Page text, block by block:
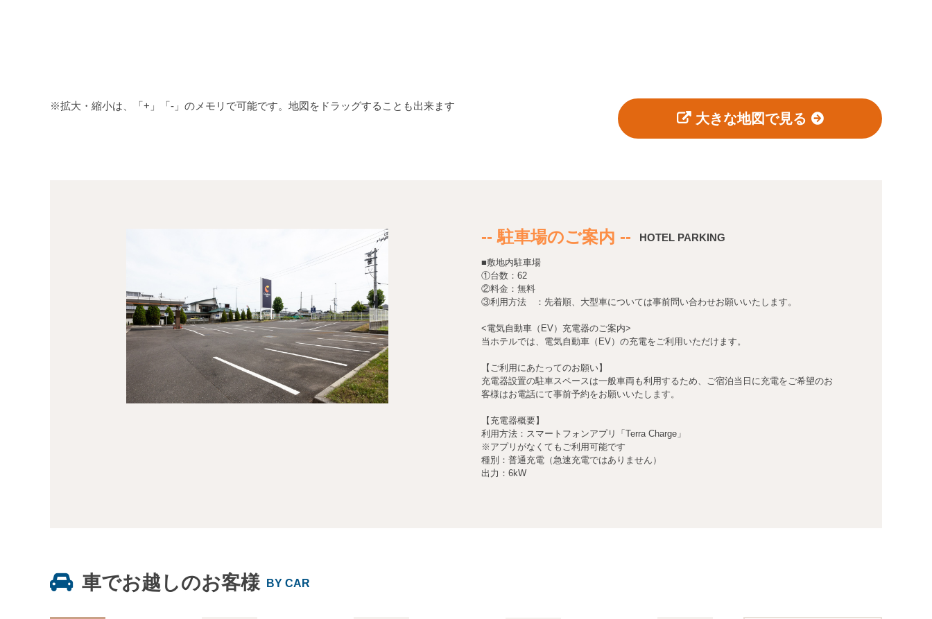
※拡大・縮小は、「+」「-」のメモリで可能です。地図をドラッグすることも出来ます
大きな地図で見る
-- 駐車場のご案内 -- HOTEL PARKING
■敷地内駐車場
①台数：62
②料金：無料
③利用方法 ：先着順、大型車については事前問い合わせお願いいたします。
<電気自動車（EV）充電器のご案内>
当ホテルでは、電気自動車（EV）の充電をご利用いただけます。
【ご利用にあたってのお願い】
充電器設置の駐車スペースは一般車両も利用するため、ご宿泊当日に充電をご希望のお
客様はお電話にて事前予約をお願いいたします。
【充電器概要】
利用方法：スマートフォンアプリ「Terra Charge」
※アプリがなくてもご利用可能です
種別：普通充電（急速充電ではありません）
出力：6kW
車でお越しのお客様 BY CAR